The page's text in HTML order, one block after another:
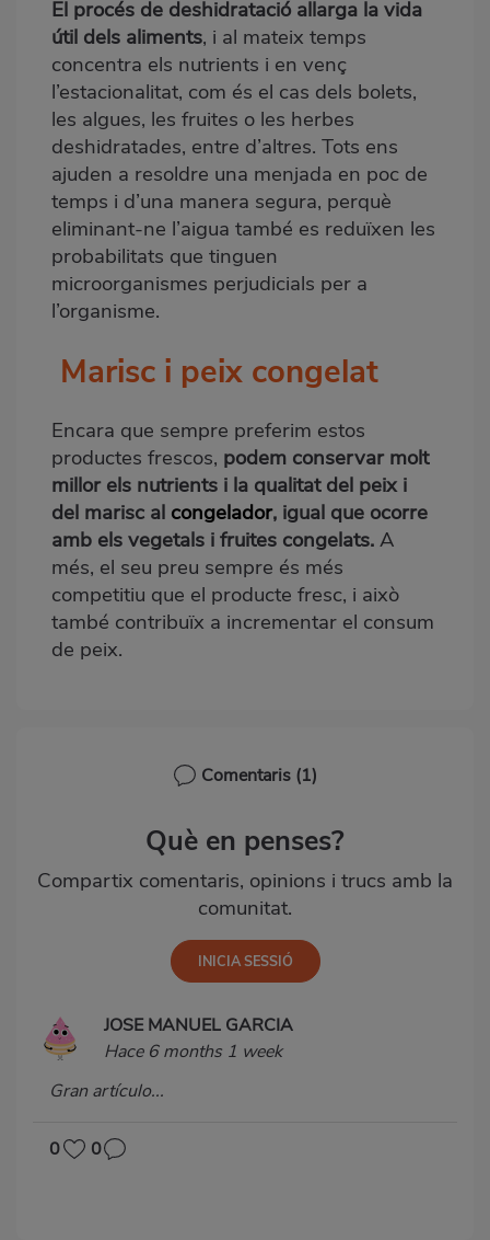
El procés de deshidratació allarga la vida
útil dels aliments, i al mateix temps
concentra els nutrients i en venç
l’estacionalitat, com és el cas dels bolets,
les algues, les fruites o les herbes
deshidratades, entre d’altres. Tots ens
ajuden a resoldre una menjada en poc de
temps i d’una manera segura, perquè
eliminant-ne l’aigua també es reduïxen les
probabilitats que tinguen
microorganismes perjudicials per a
l’organisme.
Marisc i peix congelat
Encara que sempre preferim estos
productes frescos, podem conservar molt
millor els nutrients i la qualitat del peix i
del marisc al congelador, igual que ocorre
amb els vegetals i fruites congelats.A
més, el seu preu sempre és més
competitiu que el producte fresc, i això
també contribuïx a incrementar el consum
de peix.
Comentaris (1)
Què en penses?
Compartix comentaris, opinions i trucs amb la
comunitat.
JOSE MANUEL GARCIA
Hace 6 months 1 week
Gran artículo...
0 0